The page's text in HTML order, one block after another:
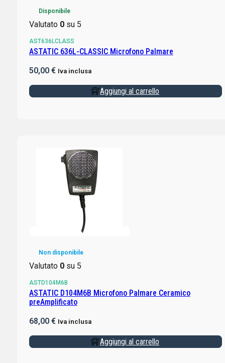
Disponibile
Valutato 0su 5
AST636LCLASS
ASTATIC 636L-CLASSIC Microfono Palmare
50,00 € Iva inclusa
Aggiungi al carrello
Non disponibile
Valutato 0su 5
ASTD104M6B
ASTATIC D104M6B Microfono Palmare Ceramico
preAmplificato
68,00 € Iva inclusa
Aggiungi al carrello